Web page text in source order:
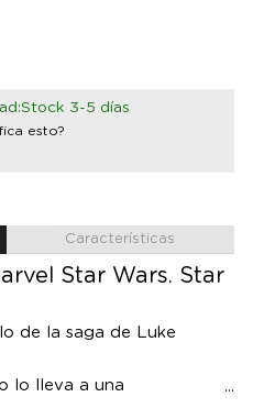
3-5 días
esto?
Características
Star Wars. Star
de la saga de Luke
lo lleva a una
Pero Vader es un